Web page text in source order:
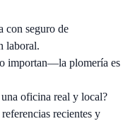
con seguro de
laboral.
importan—la plomería es
oficina real y local?
recientes y